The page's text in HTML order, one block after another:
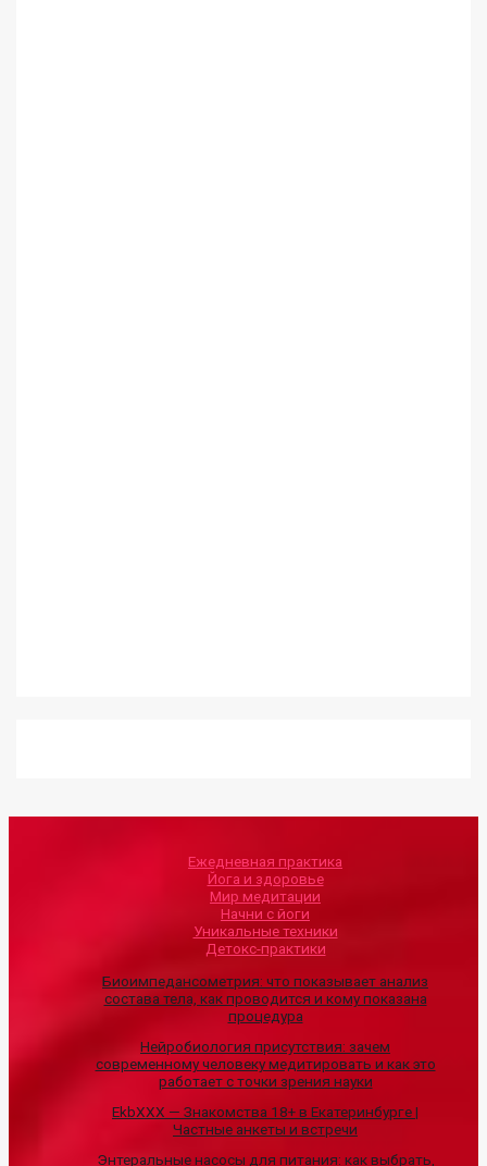
Ежедневная практика
Йога и здоровье
Мир медитации
Начни с йоги
Уникальные техники
Детокс-практики
Биоимпедансометрия: что показывает анализ
состава тела, как проводится и кому показана
процедура
Нейробиология присутствия: зачем
современному человеку медитировать и как это
работает с точки зрения науки
EkbXXX — Знакомства 18+ в Екатеринбурге |
Частные анкеты и встречи
Энтеральные насосы для питания: как выбрать,